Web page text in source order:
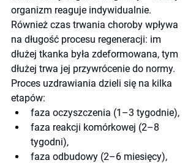
organizm reaguje indywidualnie.
Również czas trwania choroby wpływa
na długość procesu regeneracji: im
dłużej tkanka była zdeformowana, tym
dłużej trwa jej przywrócenie do normy.
Proces uzdrawiania dzieli się na kilka
etapów:
faza oczyszczenia (1–3 tygodnie),
faza reakcji komórkowej (2–8
tygodni),
faza odbudowy (2–6 miesięcy),